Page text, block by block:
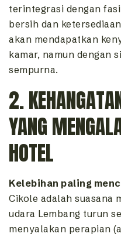
terintegrasi dengan
bersih dan
akan mendapatkan
kamar, namun dengan
sempurna.
2.
YANG
HOTEL
Kelebihan paling
Cikole adalah suasana
udara Lembang turun
menyalakan perapian